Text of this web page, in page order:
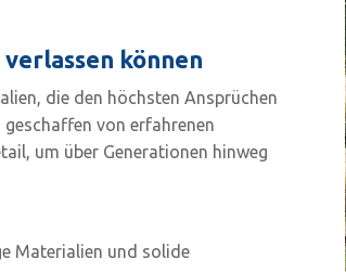
können
die den höchsten Ansprüchen
von erfahrenen
um über Generationen hinweg
Materialien und solide